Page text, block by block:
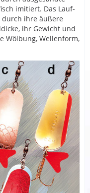
imitiert. Das Lauf-
ihre äußere
ihr Gewicht und
Wölbung, Wellenform,